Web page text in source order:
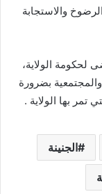
والاستجابة
الولاية،
بضرورة
تمر بها الولاية .
الجنينة